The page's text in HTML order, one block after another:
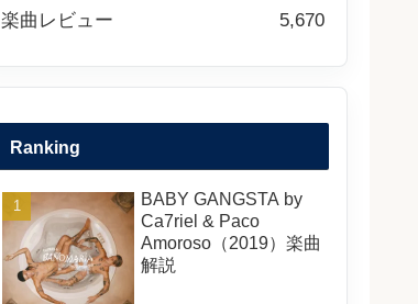
楽曲レビュー 5,670
Ranking
BABY GANGSTA by
Ca7riel & Paco
Amoroso（2019）楽曲
解説